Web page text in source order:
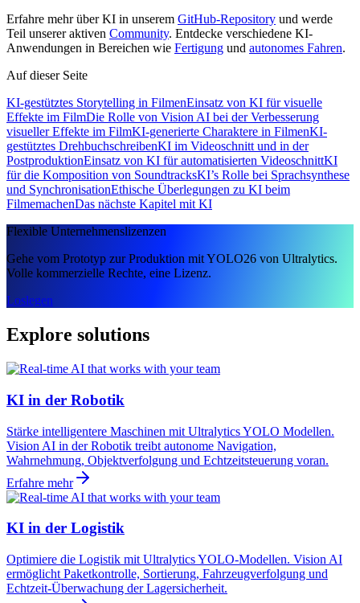
Erfahre mehr über KI in unserem GitHub-Repository und werde
Teil unserer aktiven Community. Entdecke verschiedene KI-
Anwendungen in Bereichen wie Fertigung und autonomes Fahren.
Auf dieser Seite
KI-gestütztes Storytelling in FilmenEinsatz von KI für visuelle
Effekte im FilmDie Rolle von Vision AI bei der Verbesserung
visueller Effekte im FilmKI-generierte Charaktere in FilmenKI-
gestütztes DrehbuchschreibenKI im Videoschnitt und in der
PostproduktionEinsatz von KI für automatisierten VideoschnittKI
für die Komposition von SoundtracksKI’s Rolle bei Sprachsynthese
und SynchronisationEthische Überlegungen zu KI beim
FilmemachenDas nächste Kapitel mit KI
Flexible Unternehmenslizenzen
Gehe vom Prototyp zur Produktion mit YOLO26 von Ultralytics.
Volle kommerzielle Rechte, eine Lizenz.
Loslegen
Explore solutions
KI in der Robotik
Stärke intelligentere Maschinen mit Ultralytics YOLO Modellen.
Vision AI in der Robotik treibt autonome Navigation,
Wahrnehmung, Objektverfolgung und Echtzeitsteuerung voran.
Erfahre mehr
KI in der Logistik
Optimiere die Logistik mit Ultralytics YOLO-Modellen. Vision AI
ermöglicht Paketkontrolle, Sortierung, Fahrzeugverfolgung und
Echtzeit-Überwachung der Lagersicherheit.